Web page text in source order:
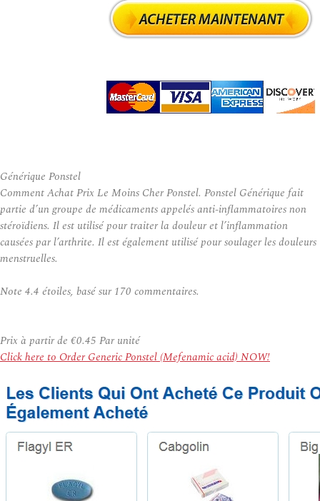
Générique Ponstel
Comment Achat Prix Le Moins Cher Ponstel. Ponstel Générique fait
partie d’un groupe de médicaments appelés anti-inflammatoires non
stéroïdiens. Il est utilisé pour traiter la douleur et l’inflammation
causées par l’arthrite. Il est également utilisé pour soulager les douleurs
menstruelles.
Note 4.4 étoiles, basé sur 170 commentaires.
Prix à partir de €0.45 Par unité
Click here to Order Generic Ponstel (Mefenamic acid) NOW!